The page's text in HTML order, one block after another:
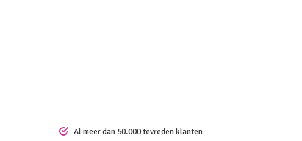
Al meer dan 50.000 tevreden klanten